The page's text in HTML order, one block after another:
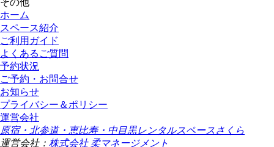
その他
ホーム
スペース紹介
ご利用ガイド
よくあるご質問
予約状況
ご予約・お問合せ
お知らせ
プライバシー＆ポリシー
運営会社
原宿・北参道・恵比寿・中目黒レンタルスペースさくら
運営会社： 株式会社 柔マネージメント